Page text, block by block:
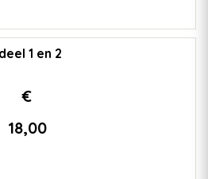
1 en 2
€
18,00